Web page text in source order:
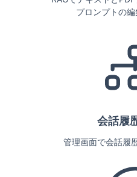
プロンプトの編
会話履
管理画面で会話履